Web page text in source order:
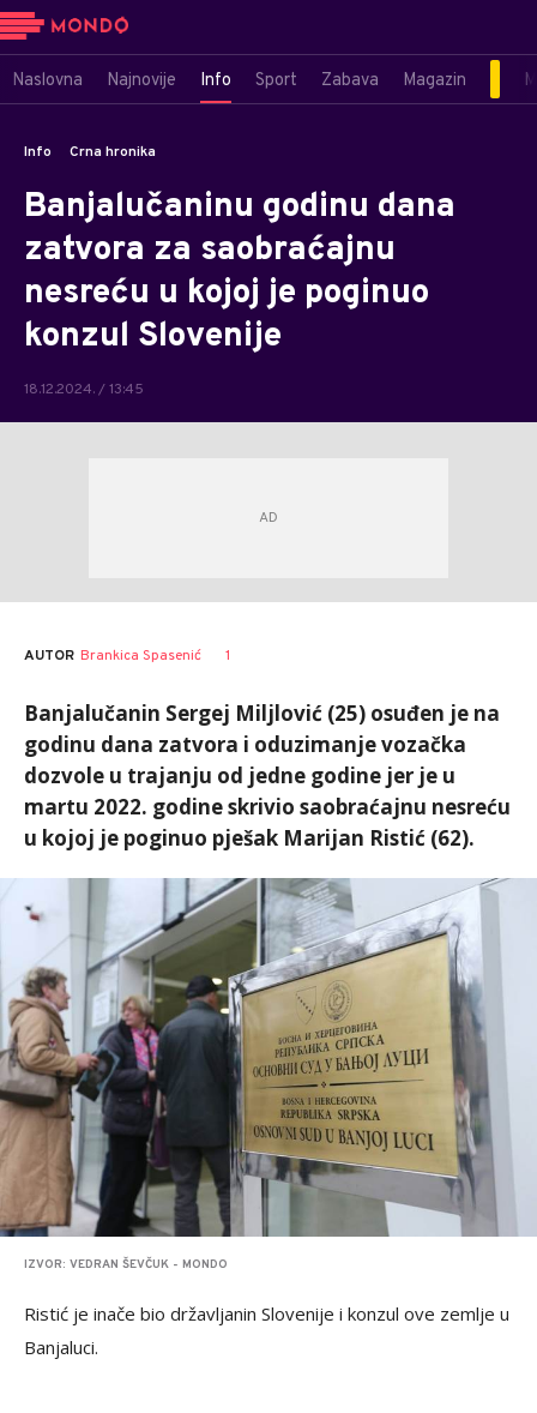
Naslovna Najnovije Info Sport Zabava Magazin
Info Crna hronika
Banjalučaninu godinu dana
zatvora za saobraćajnu
nesreću u kojoj je poginuo
konzul Slovenije
18.12.2024. / 13:45
AUTOR Brankica Spasenić 1
Banjalučanin Sergej Miljlović (25) osuđen je na
godinu dana zatvora i oduzimanje vozačka
dozvole u trajanju od jedne godine jer je u
martu 2022. godine skrivio saobraćajnu nesreću
u kojoj je poginuo pješak Marijan Ristić (62).
IZVOR: VEDRAN ŠEVČUK - MONDO
Ristić je inače bio državljanin Slovenije i konzul ove zemlje u
Banjaluci.